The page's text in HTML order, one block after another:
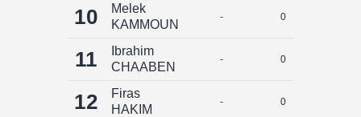
10
Melek
KAMMOUN
- 0
11
Ibrahim
CHAABEN
- 0
12
Firas
HAKIM
- 0